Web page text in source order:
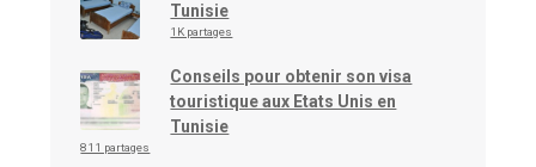
Tunisie
1K partages
Conseils pour obtenir son visa
touristique aux Etats Unis en
Tunisie
811 partages